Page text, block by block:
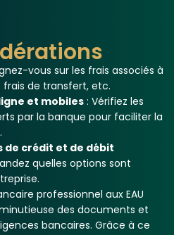
vous sur les frais associés à
de transfert, etc.
et mobiles : Vérifiez les
par la banque pour faciliter la
de crédit et de débit
quelles options sont
professionnel aux EAU
des documents et
bancaires. Grâce à ce